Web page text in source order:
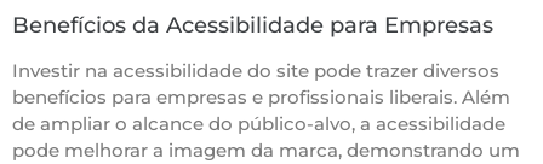
Benefícios da Acessibilidade para Empresas
Investir na acessibilidade do site pode trazer diversos
benefícios para empresas e profissionais liberais. Além
de ampliar o alcance do público-alvo, a acessibilidade
pode melhorar a imagem da marca, demonstrando um